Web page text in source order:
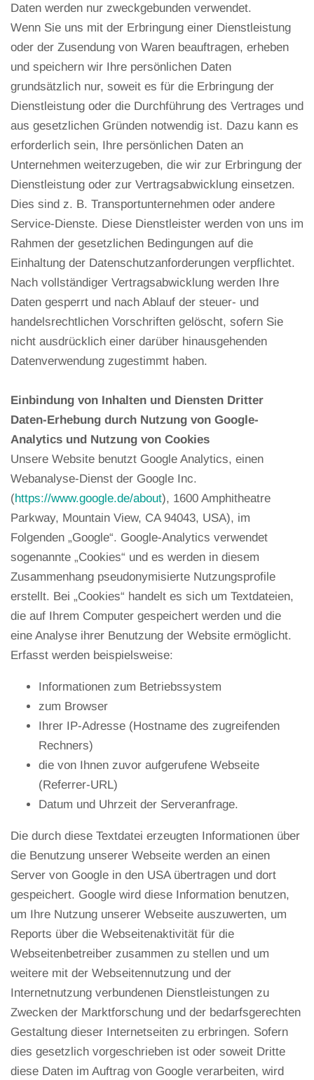
Daten werden nur zweckgebunden verwendet.
Wenn Sie uns mit der Erbringung einer Dienstleistung
oder der Zusendung von Waren beauftragen, erheben
und speichern wir Ihre persönlichen Daten
grundsätzlich nur, soweit es für die Erbringung der
Dienstleistung oder die Durchführung des Vertrages und
aus gesetzlichen Gründen notwendig ist. Dazu kann es
erforderlich sein, Ihre persönlichen Daten an
Unternehmen weiterzugeben, die wir zur Erbringung der
Dienstleistung oder zur Vertragsabwicklung einsetzen.
Dies sind z. B. Transportunternehmen oder andere
Service-Dienste. Diese Dienstleister werden von uns im
Rahmen der gesetzlichen Bedingungen auf die
Einhaltung der Datenschutzanforderungen verpflichtet.
Nach vollständiger Vertragsabwicklung werden Ihre
Daten gesperrt und nach Ablauf der steuer- und
handelsrechtlichen Vorschriften gelöscht, sofern Sie
nicht ausdrücklich einer darüber hinausgehenden
Datenverwendung zugestimmt haben.
Einbindung von Inhalten und Diensten Dritter
Daten-Erhebung durch Nutzung von Google-
Analytics und Nutzung von Cookies
Unsere Website benutzt Google Analytics, einen
Webanalyse-Dienst der Google Inc.
(https://www.google.de/about), 1600 Amphitheatre
Parkway, Mountain View, CA 94043, USA), im
Folgenden „Google“. Google-Analytics verwendet
sogenannte „Cookies“ und es werden in diesem
Zusammenhang pseudonymisierte Nutzungsprofile
erstellt. Bei „Cookies“ handelt es sich um Textdateien,
die auf Ihrem Computer gespeichert werden und die
eine Analyse ihrer Benutzung der Website ermöglicht.
Erfasst werden beispielsweise:
Informationen zum Betriebssystem
zum Browser
Ihrer IP-Adresse (Hostname des zugreifenden
Rechners)
die von Ihnen zuvor aufgerufene Webseite
(Referrer-URL)
Datum und Uhrzeit der Serveranfrage.
Die durch diese Textdatei erzeugten Informationen über
die Benutzung unserer Webseite werden an einen
Server von Google in den USA übertragen und dort
gespeichert. Google wird diese Information benutzen,
um Ihre Nutzung unserer Webseite auszuwerten, um
Reports über die Webseitenaktivität für die
Webseitenbetreiber zusammen zu stellen und um
weitere mit der Webseitennutzung und der
Internetnutzung verbundenen Dienstleistungen zu
Zwecken der Marktforschung und der bedarfsgerechten
Gestaltung dieser Internetseiten zu erbringen. Sofern
dies gesetzlich vorgeschrieben ist oder soweit Dritte
diese Daten im Auftrag von Google verarbeiten, wird